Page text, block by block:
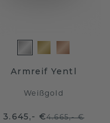
Armreif Yentl
Weißgold
3.645,- €4.665,- €